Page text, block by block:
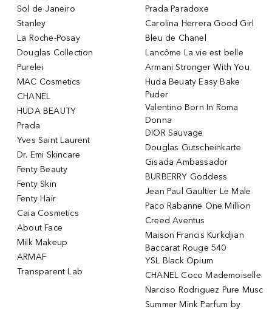
Sol de Janeiro
Stanley
La Roche-Posay
Douglas Collection
Purelei
MAC Cosmetics
CHANEL
HUDA BEAUTY
Prada
Yves Saint Laurent
Dr. Emi Skincare
Fenty Beauty
Fenty Skin
Fenty Hair
Caia Cosmetics
About Face
Milk Makeup
ARMAF
Transparent Lab
Prada Paradoxe
Carolina Herrera Good Girl
Bleu de Chanel
Lancôme La vie est belle
Armani Stronger With You
Huda Beuaty Easy Bake
Puder
Valentino Born In Roma
Donna
DIOR Sauvage
Douglas Gutscheinkarte
Gisada Ambassador
BURBERRY Goddess
Jean Paul Gaultier Le Male
Paco Rabanne One Million
Creed Aventus
Maison Francis Kurkdjian
Baccarat Rouge 540
YSL Black Opium
CHANEL Coco Mademoiselle
Narciso Rodriguez Pure Musc
Summer Mink Parfum by